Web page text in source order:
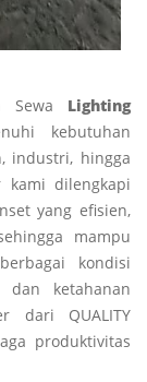
Sewa Lighting
kebutuhan
industri, hingga
kami dilengkapi
yang efisien,
mampu
kondisi
dan ketahanan
dari QUALITY
produktivitas